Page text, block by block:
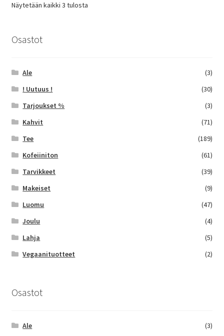
Näytetään kaikki 3 tulosta
Osastot
Ale
(3)
! Uutuus !
(30)
Tarjoukset %
(3)
Kahvit
(71)
Tee
(189)
Kofeiiniton
(61)
Tarvikkeet
(39)
Makeiset
(9)
Luomu
(47)
Joulu
(4)
Lahja
(5)
Vegaanituotteet
(2)
Osastot
Ale (3)